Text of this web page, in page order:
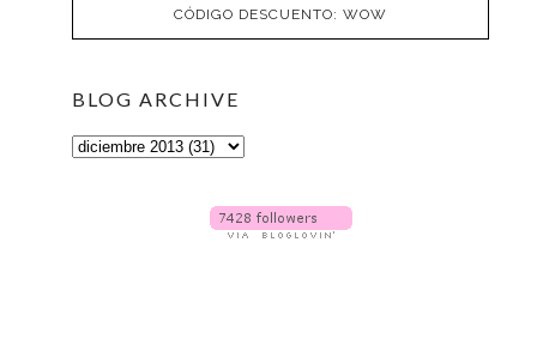
CÓDIGO DESCUENTO: WOW
BLOG ARCHIVE